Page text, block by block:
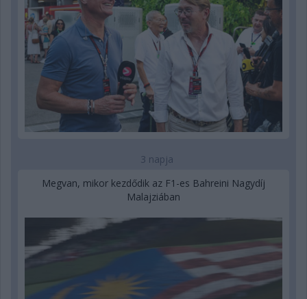
3 napja
Megvan, mikor kezdődik az F1-es Bahreini Nagydíj
Malajziában